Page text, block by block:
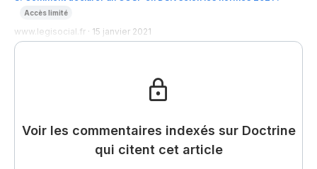
Accès limité
www.legisocial.fr · 15 janvier 2021
Voir les commentaires indexés sur Doctrine
qui citent cet article